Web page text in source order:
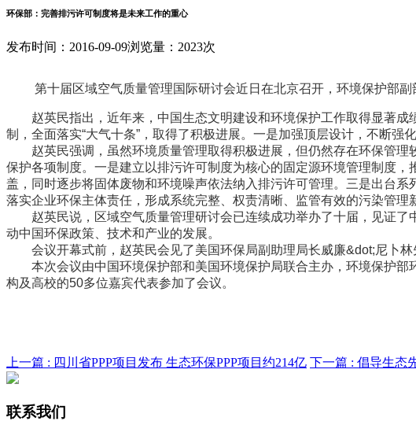
环保部：完善排污许可制度将是未来工作的重心
发布时间：2016-09-09浏览量：2023次
第十届区域空气质量管理国际研讨会近日在北京召开，环境保护部副
赵英民指出，近年来，中国生态文明建设和环境保护工作取得显著成
制，全面落实“大气十条”，取得了积极进展。一是加强顶层设计，不断
赵英民强调，虽然环境质量管理取得积极进展，但仍然存在环保管理
保护各项制度。一是建立以排污许可制度为核心的固定源环境管理制度
盖，同时逐步将固体废物和环境噪声依法纳入排污许可管理。三是出台
落实企业环保主体责任，形成系统完整、权责清晰、监管有效的污染管理
赵英民说，区域空气质量管理研讨会已连续成功举办了十届，见证了
动中国环保政策、技术和产业的发展。
会议开幕式前，赵英民会见了美国环保局副助理局长威廉&dot;尼卜林
本次会议由中国环境保护部和美国环境保护局联合主办，环境保护部
构及高校的50多位嘉宾代表参加了会议。
上一篇 : 四川省PPP项目发布 生态环保PPP项目约214亿 下一篇 : 倡导生态
联系我们